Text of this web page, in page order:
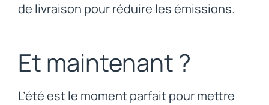
de livraison pour réduire les émissions.
Et maintenant ?
L’été est le moment parfait pour mettre